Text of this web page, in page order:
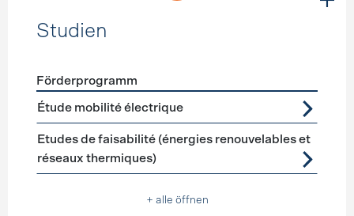
Studien
Förderprogramme Studien
Förderprogramm
Étude mobilité électrique
Etudes de faisabilité (énergies renouvelables et
réseaux thermiques)
+ alle öffnen